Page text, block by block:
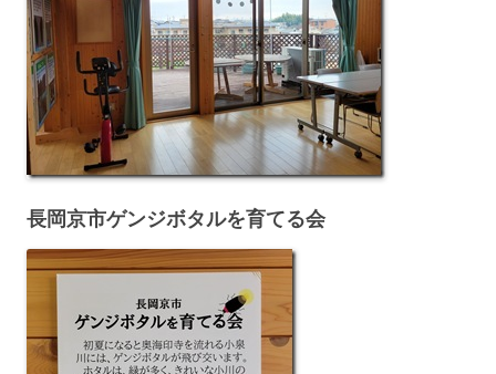
長岡京市ゲンジボタルを育てる会